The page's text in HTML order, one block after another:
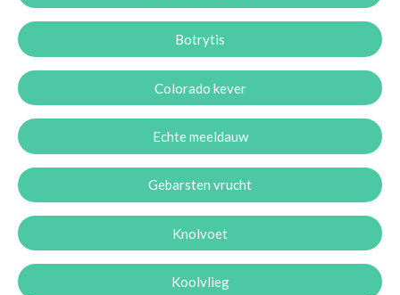
Botrytis
Colorado kever
Echte meeldauw
Gebarsten vrucht
Knolvoet
Koolvlieg